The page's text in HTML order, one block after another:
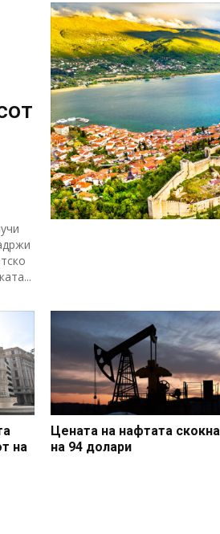
на
Цената на нафтата скокна
на 94 долари